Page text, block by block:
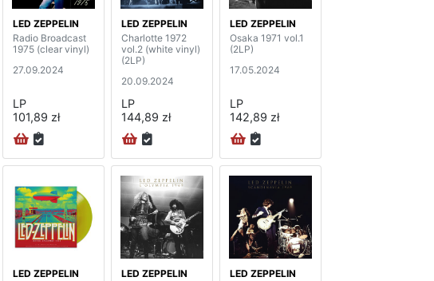
LED ZEPPELIN
Radio Broadcast
1975 (clear vinyl)
27.09.2024
LP
101,89 zł
LED ZEPPELIN
Charlotte 1972
vol.2 (white vinyl)
(2LP)
20.09.2024
LP
144,89 zł
LED ZEPPELIN
Osaka 1971 vol.1
(2LP)
17.05.2024
LP
142,89 zł
LED ZEPPELIN
LED ZEPPELIN
LED ZEPPELIN